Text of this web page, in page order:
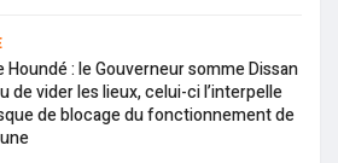
Houndé : le Gouverneur somme Dissan
de vider les lieux, celui-ci l’interpelle
de blocage du fonctionnement de